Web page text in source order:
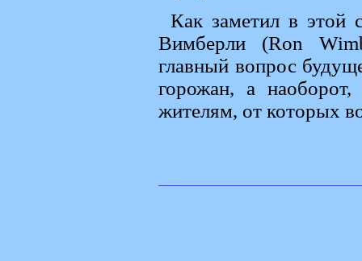
Как заметил в этой
Вимберли (Ron
главный вопрос
горожан, а
жителям, от которых